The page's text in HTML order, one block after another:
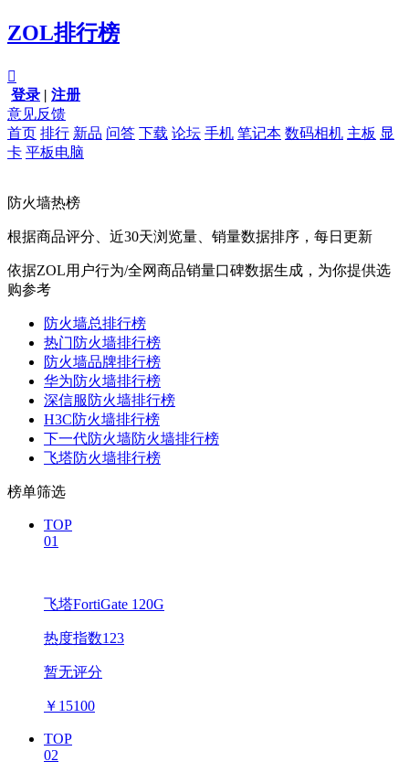
ZOL排行榜

登录 | 注册
意见反馈
首页 排行 新品 问答 下载 论坛 手机 笔记本 数码相机 主板 显
卡 平板电脑
防火墙热榜
根据商品评分、近30天浏览量、销量数据排序，每日更新
依据ZOL用户行为/全网商品销量口碑数据生成，为你提供选
购参考
防火墙总排行榜
热门防火墙排行榜
防火墙品牌排行榜
华为防火墙排行榜
深信服防火墙排行榜
H3C防火墙排行榜
下一代防火墙防火墙排行榜
飞塔防火墙排行榜
榜单筛选
TOP
01
飞塔FortiGate 120G
热度指数123
暂无评分
￥ 15100
TOP
02